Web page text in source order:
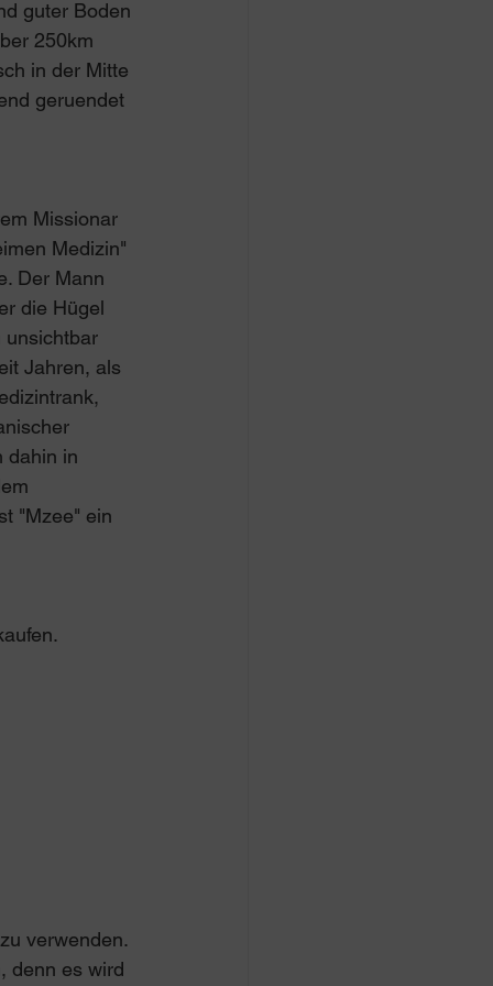
guter Boden
250km
in der Mitte
geruendet
Missionar
Medizin"
Der Mann
die Hügel
unsichtbar
Jahren, als
dahin in
"Mzee" ein
verwenden.
denn es wird